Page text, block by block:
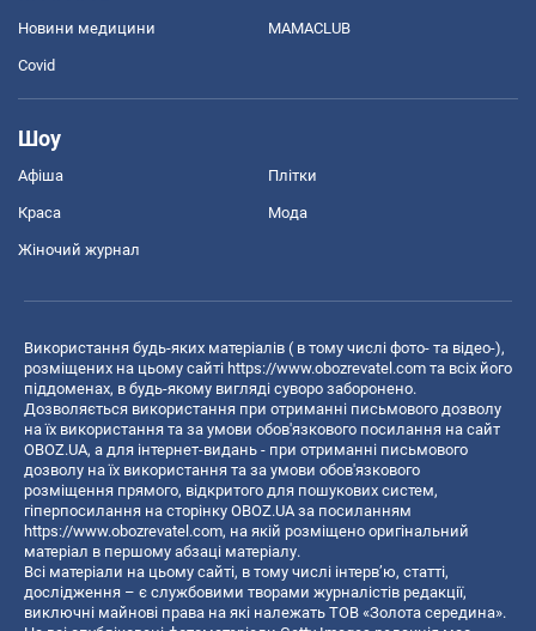
Новини медицини MAMACLUB
Covid
Шоу
Афіша Плітки
Краса Мода
Жіночий журнал
Використання будь-яких матеріалів ( в тому числі фото- та відео-),
розміщених на цьому сайті https://www.obozrevatel.com та всіх його
піддоменах, в будь-якому вигляді суворо заборонено.
Дозволяється використання при отриманні письмового дозволу
на їх використання та за умови обов'язкового посилання на сайт
OBOZ.UA, а для інтернет-видань - при отриманні письмового
дозволу на їх використання та за умови обов'язкового
розміщення прямого, відкритого для пошукових систем,
гіперпосилання на сторінку OBOZ.UA за посиланням
https://www.obozrevatel.com, на якій розміщено оригінальний
матеріал в першому абзаці матеріалу.
Всі матеріали на цьому сайті, в тому числі інтерв’ю, статті,
дослідження – є службовими творами журналістів редакції,
виключні майнові права на які належать ТОВ «Золота середина».